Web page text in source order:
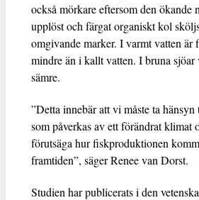
också mörkare eftersom den ökande
upplöst och färgat organiskt kol
omgivande marker. I varmt vatten är
mindre än i kallt vatten. I bruna sjöar
sämre.
”Detta innebär att vi måste ta
som påverkas av ett förändrat klimat
förutsäga hur fiskproduktionen
framtiden”, säger Renee van Dorst.
Studien har publicerats i den